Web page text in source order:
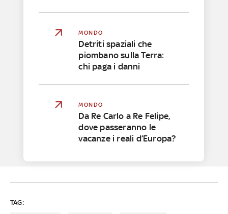
MONDO
Detriti spaziali che
piombano sulla Terra:
chi paga i danni
MONDO
Da Re Carlo a Re Felipe,
dove passeranno le
vacanze i reali d’Europa?
TAG: